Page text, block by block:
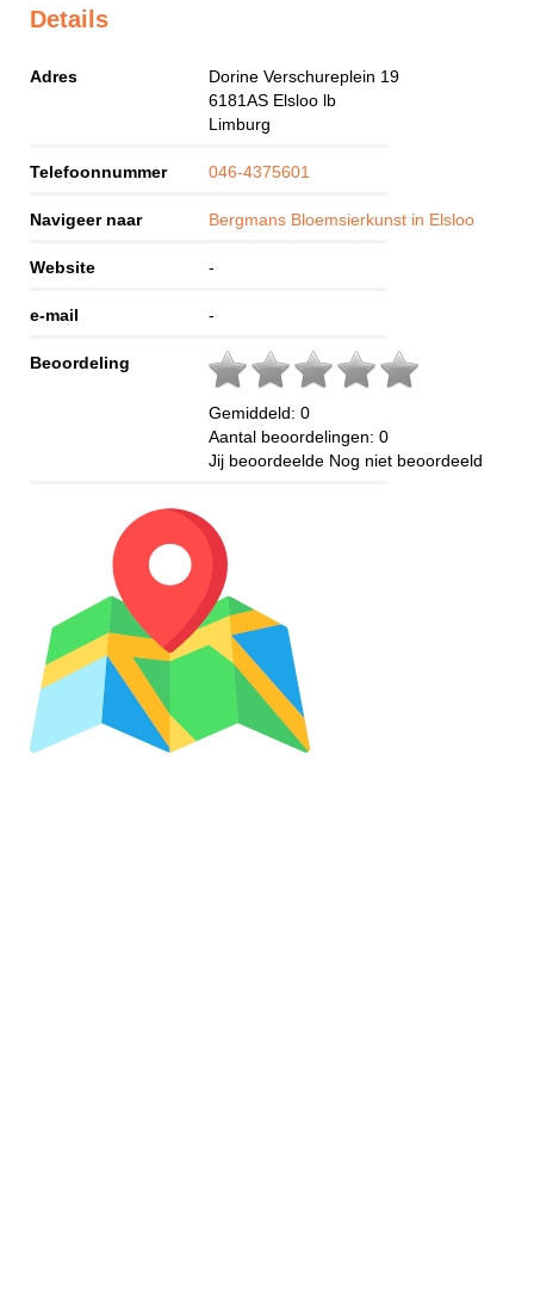
Details
Adres
Dorine Verschureplein 19
6181AS Elsloo lb
Limburg
Telefoonnummer 046-4375601
Navigeer naar Bergmans Bloemsierkunst in Elsloo
Website -
e-mail -
Beoordeling
Gemiddeld: 0
Aantal beoordelingen: 0
Jij beoordeelde Nog niet beoordeeld